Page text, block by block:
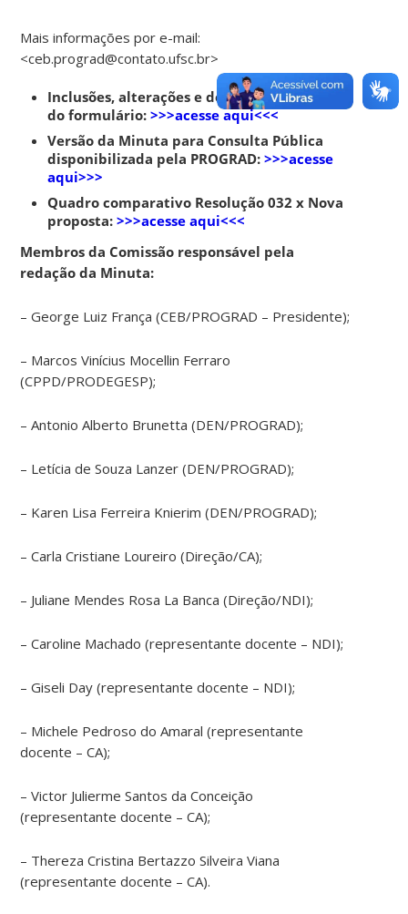
Mais informações por e-mail:
<ceb.prograd@contato.ufsc.br>
Inclusões, alterações e destaques através
do formulário:>>>acesse aqui<<<
Versão da Minuta para Consulta Pública
disponibilizada pela PROGRAD:>>>acesse
aqui>>>
Quadro comparativo Resolução 032 x Nova
proposta:>>>acesse aqui<<<
Membros da Comissão responsável pela
redação da Minuta:
– George Luiz França (CEB/PROGRAD – Presidente);
– Marcos Vinícius Mocellin Ferraro
(CPPD/PRODEGESP);
– Antonio Alberto Brunetta (DEN/PROGRAD);
– Letícia de Souza Lanzer (DEN/PROGRAD);
– Karen Lisa Ferreira Knierim (DEN/PROGRAD);
– Carla Cristiane Loureiro (Direção/CA);
– Juliane Mendes Rosa La Banca (Direção/NDI);
– Caroline Machado (representante docente – NDI);
– Giseli Day (representante docente – NDI);
– Michele Pedroso do Amaral (representante
docente – CA);
– Victor Julierme Santos da Conceição
(representante docente – CA);
– Thereza Cristina Bertazzo Silveira Viana
(representante docente – CA).